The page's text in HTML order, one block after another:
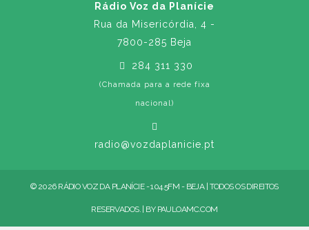
Rádio Voz da Planície
Rua da Misericórdia, 4 -
7800-285 Beja
284 311 330
(Chamada para a rede fixa
nacional)
radio@vozdaplanicie.pt
© 2026 RÁDIO VOZ DA PLANÍCIE - 104.5FM - BEJA | TODOS OS DIREITOS
RESERVADOS. | BY PAULOAMC.COM